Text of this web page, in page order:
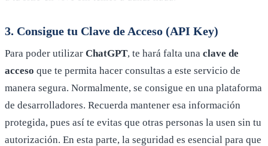
3. Consigue tu Clave de Acceso (API Key)
Para poder utilizar ChatGPT, te hará falta una clave de
acceso que te permita hacer consultas a este servicio de
manera segura. Normalmente, se consigue en una plataforma
de desarrolladores. Recuerda mantener esa información
protegida, pues así te evitas que otras personas la usen sin tu
autorización. En esta parte, la seguridad es esencial para que